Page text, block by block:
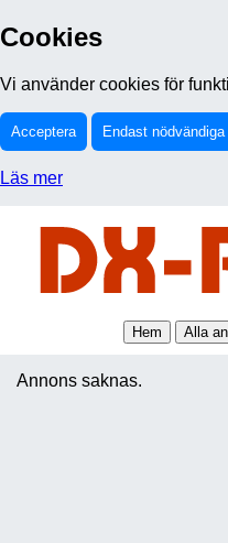
Cookies
Vi använder cookies för
Acceptera Endast nödvändiga
Läs mer
Hem Alla
Annons saknas.